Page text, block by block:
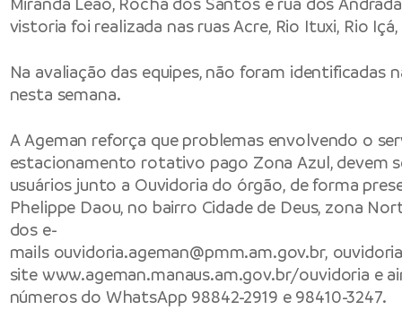
vistoria foi realizada nas ruas Acre, Rio Ituxi, Rio
Na avaliação das equipes, não foram identificadas
nesta semana.
A Ageman reforça que problemas envolvendo o
estacionamento rotativo pago Zona Azul, devem
usuários junto a Ouvidoria do órgão, de forma
Phelippe Daou, no bairro Cidade de Deus, zona
dos e-
mails ouvidoria.ageman@pmm.am.gov.br,
site www.ageman.manaus.am.gov.br/ouvidoria e
números do WhatsApp 98842-2919 e 98410-3247.